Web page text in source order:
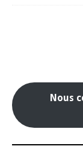
Nous